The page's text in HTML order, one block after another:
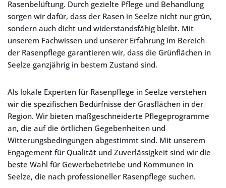
Rasenbelüftung. Durch gezielte Pflege und Behandlung
sorgen wir dafür, dass der Rasen in Seelze nicht nur grün,
sondern auch dicht und widerstandsfähig bleibt. Mit
unserem Fachwissen und unserer Erfahrung im Bereich
der Rasenpflege garantieren wir, dass die Grünflächen in
Seelze ganzjährig in bestem Zustand sind.
Als lokale Experten für Rasenpflege in Seelze verstehen
wir die spezifischen Bedürfnisse der Grasflächen in der
Region. Wir bieten maßgeschneiderte Pflegeprogramme
an, die auf die örtlichen Gegebenheiten und
Witterungsbedingungen abgestimmt sind. Mit unserem
Engagement für Qualität und Zuverlässigkeit sind wir die
beste Wahl für Gewerbebetriebe und Kommunen in
Seelze, die nach professioneller Rasenpflege suchen.